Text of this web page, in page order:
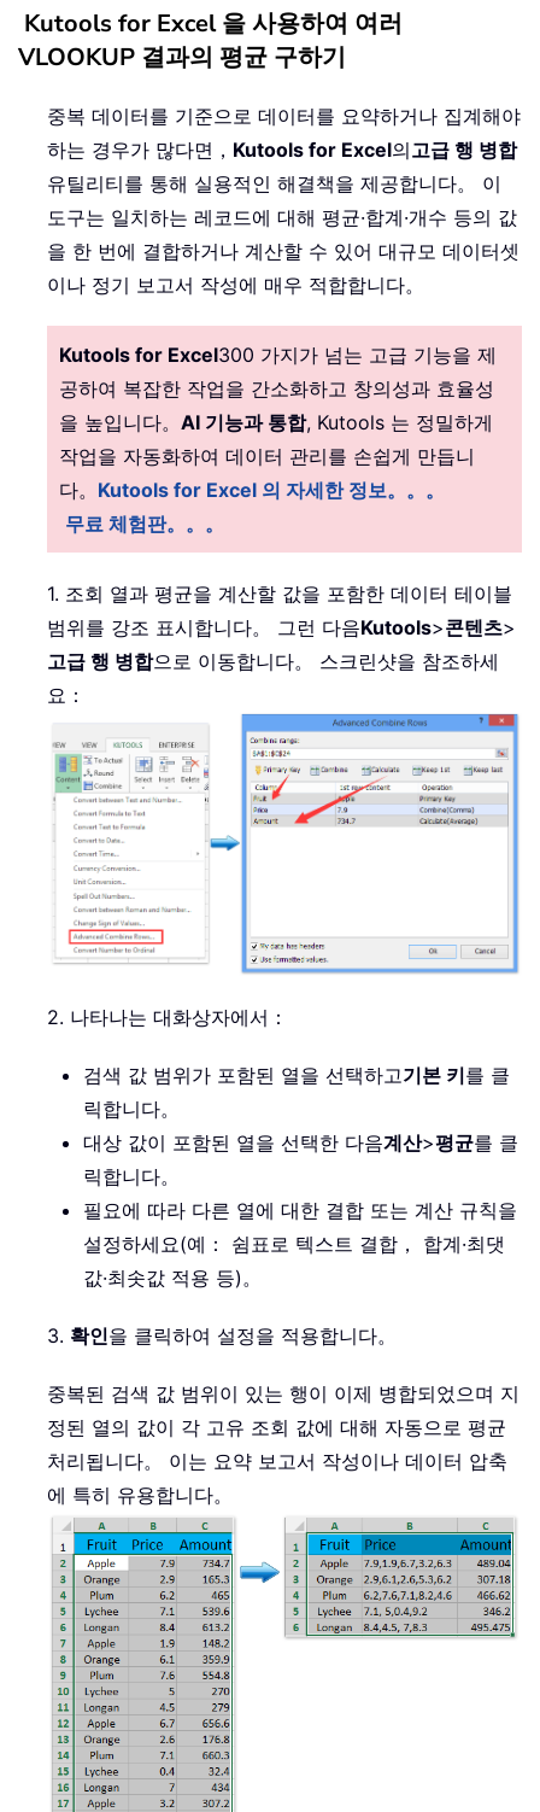
Kutools for Excel 을 사용하여 여러
VLOOKUP 결과의 평균 구하기
중복 데이터를 기준으로 데이터를 요약하거나 집계해야
하는 경우가 많다면， Kutools for Excel의고급 행 병합
유틸리티를 통해 실용적인 해결책을 제공합니다。 이
도구는 일치하는 레코드에 대해 평균·합계·개수 등의 값
을 한 번에 결합하거나 계산할 수 있어 대규모 데이터셋
이나 정기 보고서 작성에 매우 적합합니다。
Kutools for Excel300 가지가 넘는 고급 기능을 제
공하여 복잡한 작업을 간소화하고 창의성과 효율성
을 높입니다。 AI 기능과 통합, Kutools 는 정밀하게
작업을 자동화하여 데이터 관리를 손쉽게 만듭니
다。 Kutools for Excel 의 자세한 정보。。。
무료 체험판。。。
1. 조회 열과 평균을 계산할 값을 포함한 데이터 테이블
범위를 강조 표시합니다。 그런 다음Kutools>콘텐츠>
고급 행 병합으로 이동합니다。 스크린샷을 참조하세
요：
2. 나타나는 대화상자에서：
검색 값 범위가 포함된 열을 선택하고기본 키를 클
릭합니다。
대상 값이 포함된 열을 선택한 다음계산>평균를 클
릭합니다。
필요에 따라 다른 열에 대한 결합 또는 계산 규칙을
설정하세요(예： 쉼표로 텍스트 결합， 합계·최댓
값·최솟값 적용 등)。
3. 확인을 클릭하여 설정을 적용합니다。
중복된 검색 값 범위이 있는 행이 이제 병합되었으며 지
정된 열의 값이 각 고유 조회 값에 대해 자동으로 평균
처리됩니다。 이는 요약 보고서 작성이나 데이터 압축
에 특히 유용합니다。